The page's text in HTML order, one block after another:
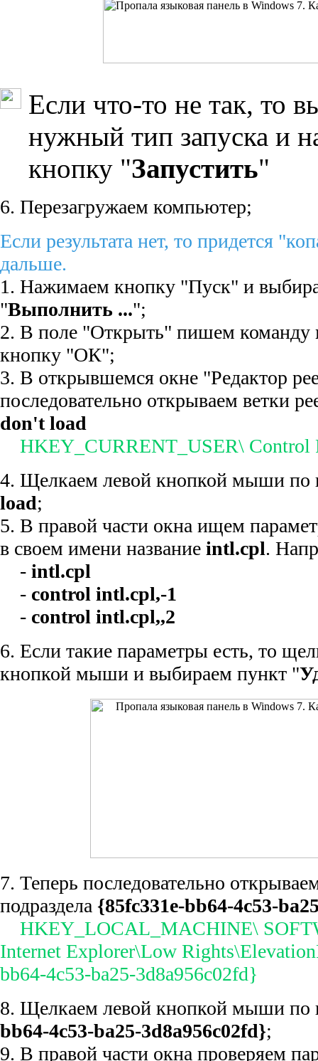
Если что-то не так, то
нужный тип запуска и
кнопку "Запустить"
6. Перезагружаем компьютер;
Если результата нет, то придется
дальше.
1. Нажимаем кнопку "Пуск" и
"Выполнить ...";
2. В поле "Открыть" пишем команду
кнопку "ОК";
3. В открывшемся окне "Редактор
последовательно открываем ветки
don't load
HKEY_CURRENT_USER\ Control
4. Щелкаем левой кнопкой мыши по
load;
5. В правой части окна ищем
в своем имени название intl.cpl.
- intl.cpl
- control intl.cpl,-1
- control intl.cpl,,2
6. Если такие параметры есть, то
кнопкой мыши и выбираем пункт "
7. Теперь последовательно
подраздела {85fc331e-bb64-4c53-
HKEY_LOCAL_MACHINE\
Internet Explorer\Low
bb64-4c53-ba25-3d8a956c02fd}
8. Щелкаем левой кнопкой мыши по
bb64-4c53-ba25-3d8a956c02fd};
9. В правой части окна проверяем